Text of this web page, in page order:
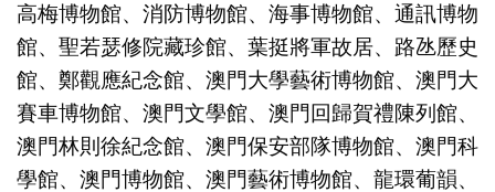
高梅博物館、消防博物館、海事博物館、通訊博物
館、聖若瑟修院藏珍館、葉挺將軍故居、路氹歷史
館、鄭觀應紀念館、澳門大學藝術博物館、澳門大
賽車博物館、澳門文學館、澳門回歸賀禮陳列館、
澳門林則徐紀念館、澳門保安部隊博物館、澳門科
學館、澳門博物館、澳門藝術博物館、龍環葡韻、